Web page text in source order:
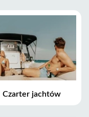
Czarter jachtów